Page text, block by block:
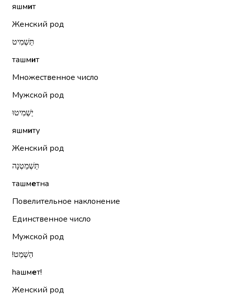
яшмит
Женский род
תַּשְׁמִיט
ташмит
Множественное число
Мужской род
יַשְׁמִיטוּ
яшмиту
Женский род
תַּשְׁמֵטְנָה
ташметна
Повелительное наклонение
Единственное число
Мужской род
הַשְׁמֵט!‏
hашмет!
Женский род